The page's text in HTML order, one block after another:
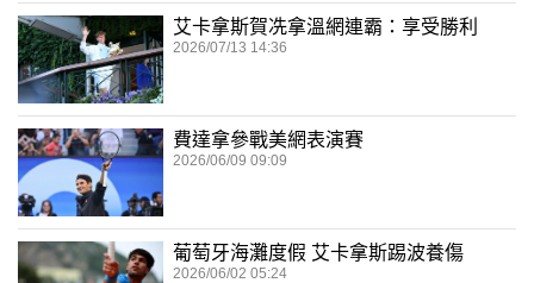
艾卡拿斯賀冼拿溫網連霸：享受勝利
2026/07/13 14:36
費達拿參戰美網表演賽
2026/06/09 09:09
葡萄牙海灘度假 艾卡拿斯踢波養傷
2026/06/02 05:24